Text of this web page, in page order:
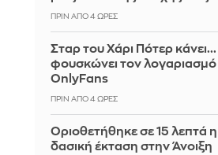
ΠΡΙΝ ΑΠΌ 4 ΏΡΕΣ
Σταρ του Χάρι Πότερ κάνει...
φουσκώνει τον λογαριασμό
OnlyFans
ΠΡΙΝ ΑΠΌ 4 ΏΡΕΣ
Οριοθετήθηκε σε 15 λεπτά
δασική έκταση στην Άνοιξη